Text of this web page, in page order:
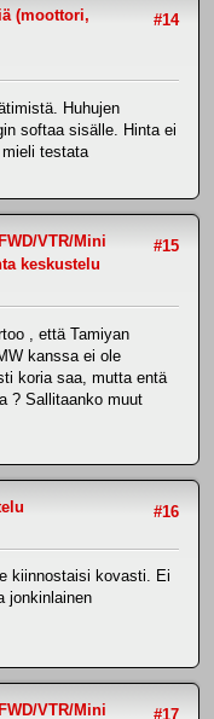
#14
(moottori,
Huhujen
softaa sisälle. Hinta ei
testata
#15
VTR/Mini
keskustelu
, että Tamiyan
kanssa ei ole
koria saa, mutta entä
? Sallitaanko muut
#16
kiinnostaisi kovasti. Ei
jonkinlainen
#17
VTR/Mini